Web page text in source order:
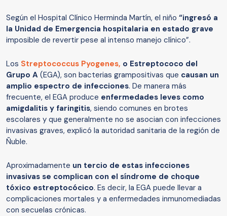
Según el Hospital Clínico Herminda Martín, el niño “ingresó a
la Unidad de Emergencia hospitalaria en estado grave
imposible de revertir pese al intenso manejo clínico”.
Los Streptococcus Pyogenes, o Estreptococo del
Grupo A (EGA), son bacterias grampositivas que causan un
amplio espectro de infecciones. De manera más
frecuente, el EGA produce enfermedades leves como
amigdalitis y faringitis, siendo comunes en brotes
escolares y que generalmente no se asocian con infecciones
invasivas graves, explicó la autoridad sanitaria de la región de
Ñuble.
Aproximadamente un tercio de estas infecciones
invasivas se complican con el síndrome de choque
tóxico estreptocócico. Es decir, la EGA puede llevar a
complicaciones mortales y a enfermedades inmunomediadas
con secuelas crónicas.